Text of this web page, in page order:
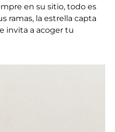
en su sitio, todo es
ramas, la estrella capta
invita a acoger tu